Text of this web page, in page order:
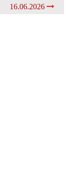
16.06.2026